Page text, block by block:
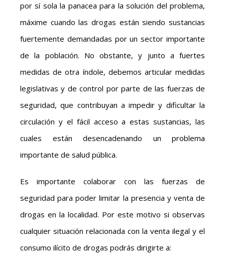
por sí sola la panacea para la solución del problema,
máxime cuando las drogas están siendo sustancias
fuertemente demandadas por un sector importante
de la población. No obstante, y junto a fuertes
medidas de otra índole, debemos articular medidas
legislativas y de control por parte de las fuerzas de
seguridad, que contribuyan a impedir y dificultar la
circulación y el fácil acceso a estas sustancias, las
cuales están desencadenando un problema
importante de salud pública.
Es importante colaborar con las fuerzas de
seguridad para poder limitar la presencia y venta de
drogas en la localidad. Por este motivo si observas
cualquier situación relacionada con la venta ilegal y el
consumo ilícito de drogas podrás dirigirte a: